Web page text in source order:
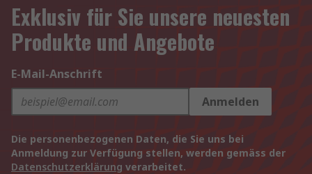
Exklusiv für Sie unsere neuesten
Produkte und Angebote
E-Mail-Anschrift
Anmelden
Die personenbezogenen Daten, die Sie uns bei
Anmeldung zur Verfügung stellen, werden gemäss der
Datenschutzerklärung verarbeitet.